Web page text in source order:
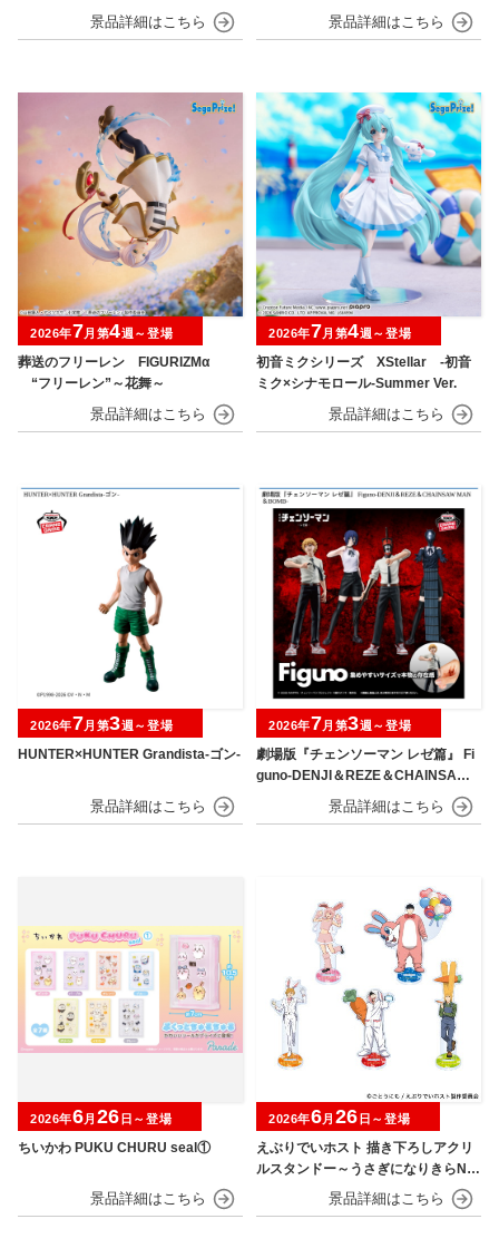
葬送のフリーレン FIGURIZMα
“フリーレン”～花舞～
2026年7月第4週～登場
初音ミクシリーズ XStellar ‐初音
ミク×シナモロール‐Summer Ver.
2026年7月第4週～登場
HUNTER×HUNTER Grandista-ゴン-
2026年7月第3週～登場
劇場版『チェンソーマン レゼ篇』 Fi
guno-DENJI＆REZE＆CHAINSAW
MAN＆BOMB-
2026年7月第3週～登場
ちいかわ PUKU CHURU seal①
2026年6月 26 日～登場
えぶりでいホスト 描き下ろしアクリ
ルスタンドー～うさぎになりきらNIG
2026年6月 26 日～登場